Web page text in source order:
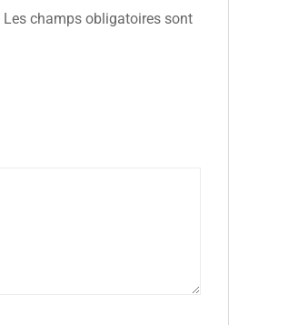
Les champs obligatoires sont